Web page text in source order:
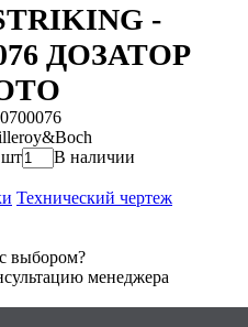
-
ДОЗАТОР
шт
В наличии
Технический чертеж
выбором?
менеджера